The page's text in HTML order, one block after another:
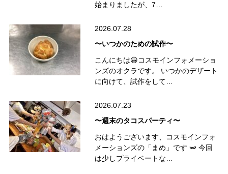
始まりましたが、7…
2026.07.28
〜いつかのための試作〜
こんにちは😃コスモインフォメーショ
ンズのオクラです。 いつかのデザート
に向けて、試作をして…
2026.07.23
〜週末のタコスパーティ〜
おはようございます、コスモインフォ
メーションズの「まめ」です 🫛 今回
は少しプライベートな…